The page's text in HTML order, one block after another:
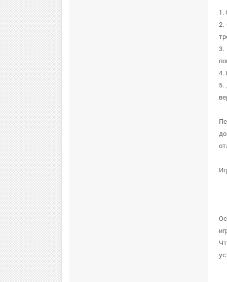
1.
2.
3.
4.
5.